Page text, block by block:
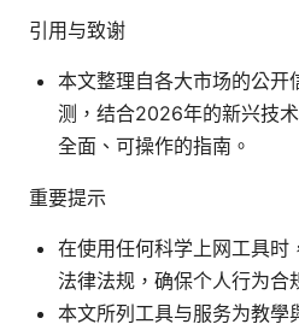
引用与致谢
本文整理自各大市场的公开
测，结合2026年的新兴技
全面、可操作的指南。
重要提示
在使用任何科学上网工具时
法律法规，确保个人行为合
本文所列工具与服务为教學